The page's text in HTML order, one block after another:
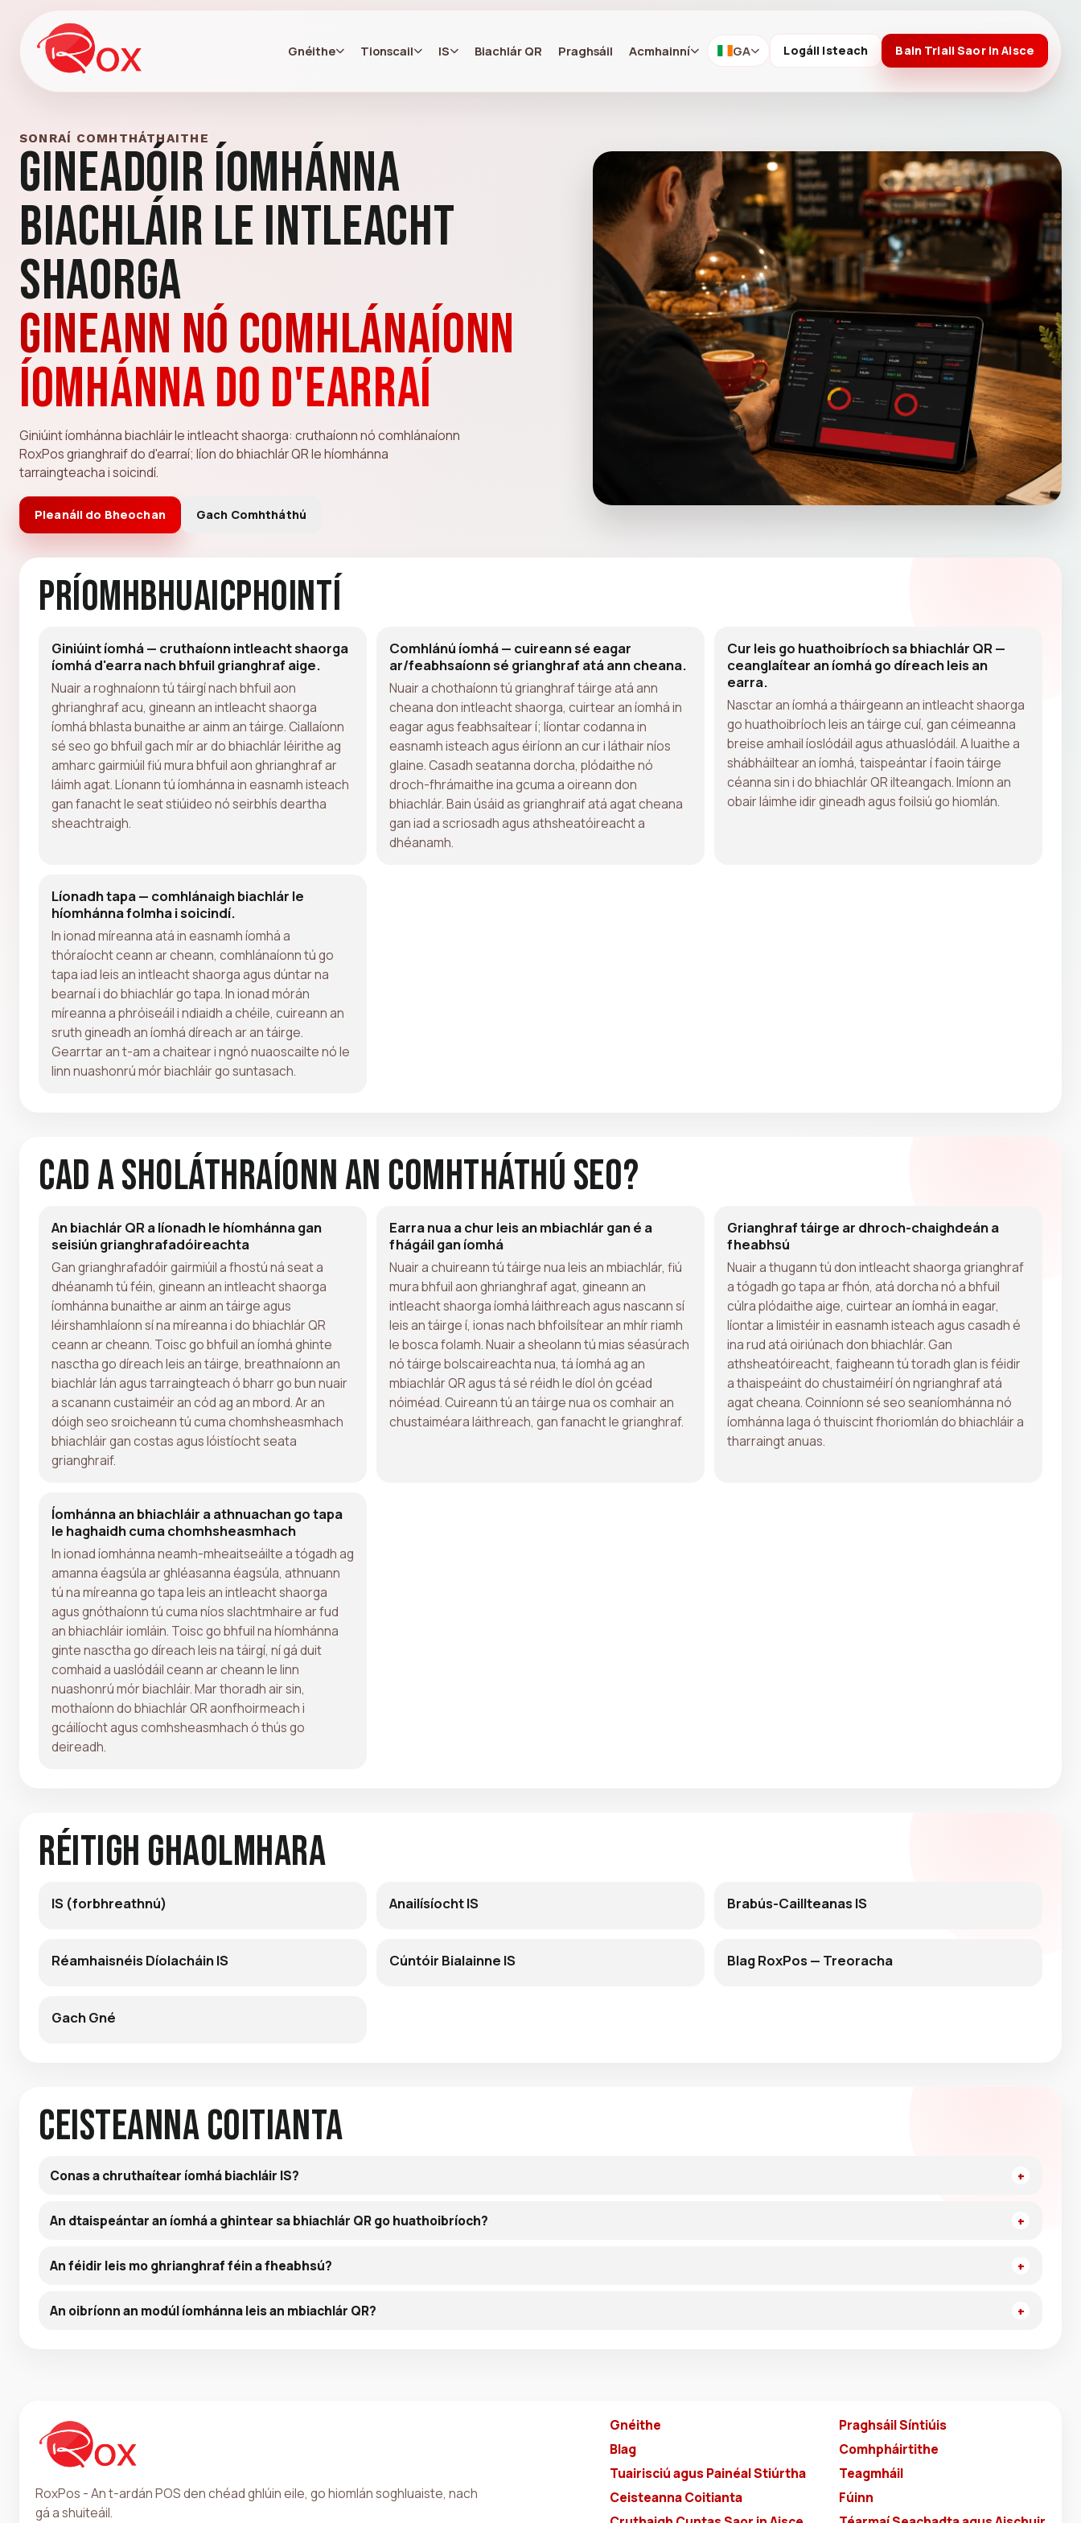
Gnéithe Tionscail IS Biachlár QR Praghsáil Acmhainní GA Logáil Isteach Bain Triail Saor in Aisce
SONRAÍ COMHTHÁTHAITHE
Gineadóir Íomhánna
Biachláir le Intleacht
Shaorga
Gineann nó comhlánaíonn
íomhánna do d'earraí
Giniúint íomhánna biachláir le intleacht shaorga: cruthaíonn nó comhlánaíonn
RoxPos grianghraif do d'earraí; líon do bhiachlár QR le híomhánna
tarraingteacha i soicindí.
Pleanáil do Bheochan Gach Comhtháthú
Príomhbhuaicphointí
Giniúint íomhá — cruthaíonn intleacht shaorga
íomhá d'earra nach bhfuil grianghraf aige.
Nuair a roghnaíonn tú táirgí nach bhfuil aon
ghrianghraf acu, gineann an intleacht shaorga
íomhá bhlasta bunaithe ar ainm an táirge. Ciallaíonn
sé seo go bhfuil gach mír ar do bhiachlár léirithe ag
amharc gairmiúil fiú mura bhfuil aon ghrianghraf ar
láimh agat. Líonann tú íomhánna in easnamh isteach
gan fanacht le seat stiúideo nó seirbhís deartha
sheachtraigh.
Comhlánú íomhá — cuireann sé eagar
ar/feabhsaíonn sé grianghraf atá ann cheana.
Nuair a chothaíonn tú grianghraf táirge atá ann
cheana don intleacht shaorga, cuirtear an íomhá in
eagar agus feabhsaítear í; líontar codanna in
easnamh isteach agus éiríonn an cur i láthair níos
glaine. Casadh seatanna dorcha, plódaithe nó
droch-fhrámaithe ina gcuma a oireann don
bhiachlár. Bain úsáid as grianghraif atá agat cheana
gan iad a scriosadh agus athsheatóireacht a
dhéanamh.
Cur leis go huathoibríoch sa bhiachlár QR —
ceanglaítear an íomhá go díreach leis an
earra.
Nasctar an íomhá a tháirgeann an intleacht shaorga
go huathoibríoch leis an táirge cuí, gan céimeanna
breise amhail íoslódáil agus athuaslódáil. A luaithe a
shábháiltear an íomhá, taispeántar í faoin táirge
céanna sin i do bhiachlár QR ilteangach. Imíonn an
obair láimhe idir gineadh agus foilsiú go hiomlán.
Líonadh tapa — comhlánaigh biachlár le
híomhánna folmha i soicindí.
In ionad míreanna atá in easnamh íomhá a
thóraíocht ceann ar cheann, comhlánaíonn tú go
tapa iad leis an intleacht shaorga agus dúntar na
bearnaí i do bhiachlár go tapa. In ionad mórán
míreanna a phróiseáil i ndiaidh a chéile, cuireann an
sruth gineadh an íomhá díreach ar an táirge.
Gearrtar an t-am a chaitear i ngnó nuaoscailte nó le
linn nuashonrú mór biachláir go suntasach.
Cad a Sholáthraíonn an Comhtháthú Seo?
An biachlár QR a líonadh le híomhánna gan
seisiún grianghrafadóireachta
Gan grianghrafadóir gairmiúil a fhostú ná seat a
dhéanamh tú féin, gineann an intleacht shaorga
íomhánna bunaithe ar ainm an táirge agus
léirshamhlaíonn sí na míreanna i do bhiachlár QR
ceann ar cheann. Toisc go bhfuil an íomhá ghinte
nasctha go díreach leis an táirge, breathnaíonn an
biachlár lán agus tarraingteach ó bharr go bun nuair
a scanann custaiméir an cód ag an mbord. Ar an
dóigh seo sroicheann tú cuma chomhsheasmhach
bhiachláir gan costas agus lóistíocht seata
grianghraif.
Earra nua a chur leis an mbiachlár gan é a
fhágáil gan íomhá
Nuair a chuireann tú táirge nua leis an mbiachlár, fiú
mura bhfuil aon ghrianghraf agat, gineann an
intleacht shaorga íomhá láithreach agus nascann sí
leis an táirge í, ionas nach bhfoilsítear an mhír riamh
le bosca folamh. Nuair a sheolann tú mias séasúrach
nó táirge bolscaireachta nua, tá íomhá ag an
mbiachlár QR agus tá sé réidh le díol ón gcéad
nóiméad. Cuireann tú an táirge nua os comhair an
chustaiméara láithreach, gan fanacht le grianghraf.
Grianghraf táirge ar dhroch-chaighdeán a
fheabhsú
Nuair a thugann tú don intleacht shaorga grianghraf
a tógadh go tapa ar fhón, atá dorcha nó a bhfuil
cúlra plódaithe aige, cuirtear an íomhá in eagar,
líontar a limistéir in easnamh isteach agus casadh é
ina rud atá oiriúnach don bhiachlár. Gan
athsheatóireacht, faigheann tú toradh glan is féidir
a thaispeáint do chustaiméirí ón ngrianghraf atá
agat cheana. Coinníonn sé seo seaníomhánna nó
íomhánna laga ó thuiscint fhoriomlán do bhiachláir a
tharraingt anuas.
Íomhánna an bhiachláir a athnuachan go tapa
le haghaidh cuma chomhsheasmhach
In ionad íomhánna neamh-mheaitseáilte a tógadh ag
amanna éagsúla ar ghléasanna éagsúla, athnuann
tú na míreanna go tapa leis an intleacht shaorga
agus gnóthaíonn tú cuma níos slachtmhaire ar fud
an bhiachláir iomláin. Toisc go bhfuil na híomhánna
ginte nasctha go díreach leis na táirgí, ní gá duit
comhaid a uaslódáil ceann ar cheann le linn
nuashonrú mór biachláir. Mar thoradh air sin,
mothaíonn do bhiachlár QR aonfhoirmeach i
gcáilíocht agus comhsheasmhach ó thús go
deireadh.
Réitigh Ghaolmhara
IS (forbhreathnú) Anailísíocht IS Brabús-Caillteanas IS
Réamhaisnéis Díolacháin IS Cúntóir Bialainne IS Blag RoxPos — Treoracha
Gach Gné
Ceisteanna Coitianta
Conas a chruthaítear íomhá biachláir IS?
An dtaispeántar an íomhá a ghintear sa bhiachlár QR go huathoibríoch?
An féidir leis mo ghrianghraf féin a fheabhsú?
An oibríonn an modúl íomhánna leis an mbiachlár QR?
RoxPos - An t-ardán POS den chéad ghlúin eile, go hiomlán soghluaiste, nach
gá a shuiteáil.
Gnéithe
Blag
Tuairisciú agus Painéal Stiúrtha
Ceisteanna Coitianta
Praghsáil Síntiúis
Comhpháirtithe
Teagmháil
Fúinn